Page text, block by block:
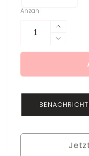
Anzahl
Erhöhe
die
Menge
Haily
die
für
BH
Haily